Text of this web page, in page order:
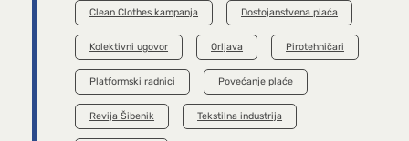
Clean Clothes kampanja Dostojanstvena plaća
Kolektivni ugovor Orljava Pirotehničari
Platformski radnici Povećanje plaće
Revija Šibenik Tekstilna industrija